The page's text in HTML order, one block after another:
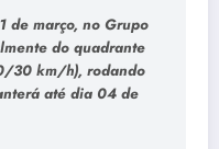
de março, no Grupo
do quadrante
30 km/h), rodando
até dia 04 de